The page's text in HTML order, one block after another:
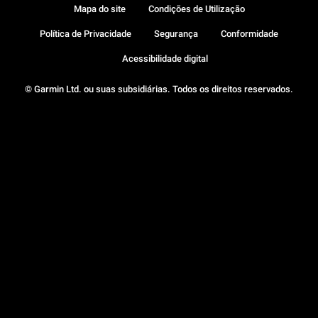
© Garmin Ltd. ou suas subsidiárias. Todos os direitos reservados.
Mapa do site Condições de Utilização
Política de Privacidade Segurança Conformidade
Acessibilidade digital